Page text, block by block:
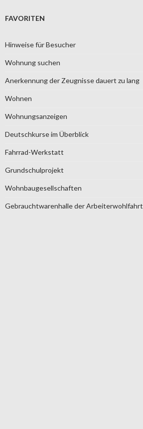
FAVORITEN
Hinweise für Besucher
Wohnung suchen
Anerkennung der Zeugnisse dauert zu lang
Wohnen
Wohnungsanzeigen
Deutschkurse im Überblick
Fahrrad-Werkstatt
Grundschulprojekt
Wohnbaugesellschaften
Gebrauchtwarenhalle der Arbeiterwohlfahrt